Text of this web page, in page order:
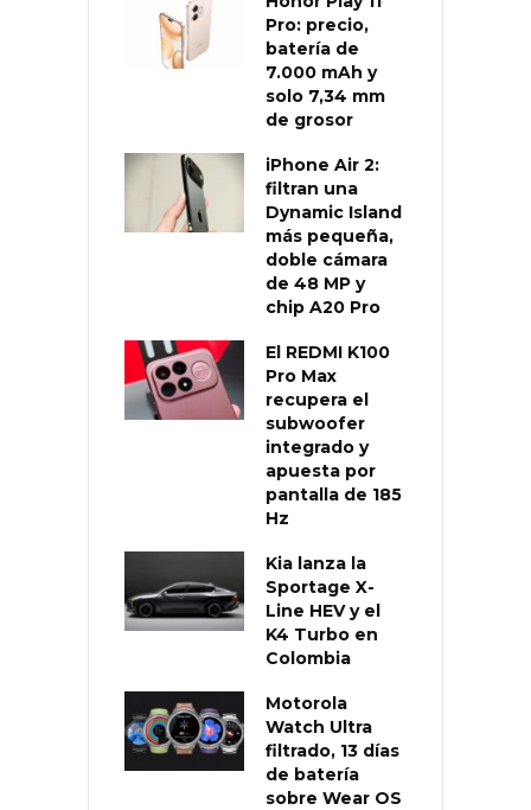
Pro: precio,
batería de
7.000 mAh y
solo 7,34 mm
de grosor
iPhone Air 2:
filtran una
Dynamic Island
más pequeña,
doble cámara
de 48 MP y
chip A20 Pro
El REDMI K100
Pro Max
recupera el
subwoofer
integrado y
apuesta por
pantalla de 185
Hz
Kia lanza la
Sportage X-
Line HEV y el
K4 Turbo en
Colombia
Motorola
Watch Ultra
filtrado, 13 días
de batería
sobre Wear OS